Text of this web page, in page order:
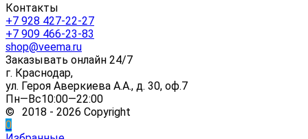
Контакты
+7 928 427-22-27
+7 909 466-23-83
shop@veema.ru
Заказывать онлайн 24/7
г. Краснодар,
ул. Героя Аверкиева А.А., д. 30, оф.7
Пн—Вс10:00—22:00
© 2018 - 2026 Copyright
0